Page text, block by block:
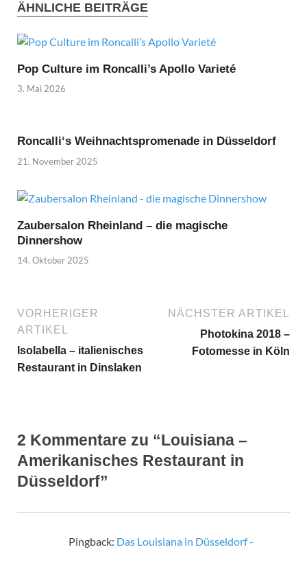
ÄHNLICHE BEITRÄGE
Pop Culture im Roncalli’s Apollo Varieté
3. Mai 2026
Roncalli‘s Weihnachtspromenade in Düsseldorf
21. November 2025
Zaubersalon Rheinland – die magische
Dinnershow
14. Oktober 2025
VORHERIGER
ARTIKEL
Isolabella – italienisches
Restaurant in Dinslaken
NÄCHSTER ARTIKEL
Photokina 2018 –
Fotomesse in Köln
2 Kommentare zu “Louisiana –
Amerikanisches Restaurant in
Düsseldorf”
Pingback: Das Louisiana in Düsseldorf -